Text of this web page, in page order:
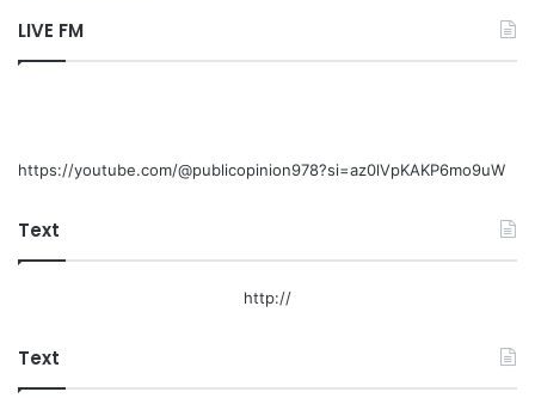
LIVE FM
https://youtube.com/@publicopinion978?si=az0lVpKAKP6mo9uW
Text
http://
Text